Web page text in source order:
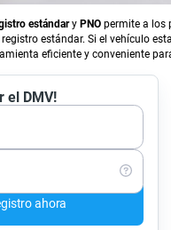
estándary PNO permite a los
estándar. Si el vehículo
eficiente y conveniente
el DMV!
ahora